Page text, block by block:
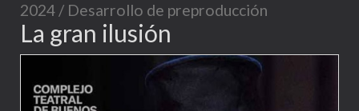
2024 / Desarrollo de preproducción
La gran ilusión